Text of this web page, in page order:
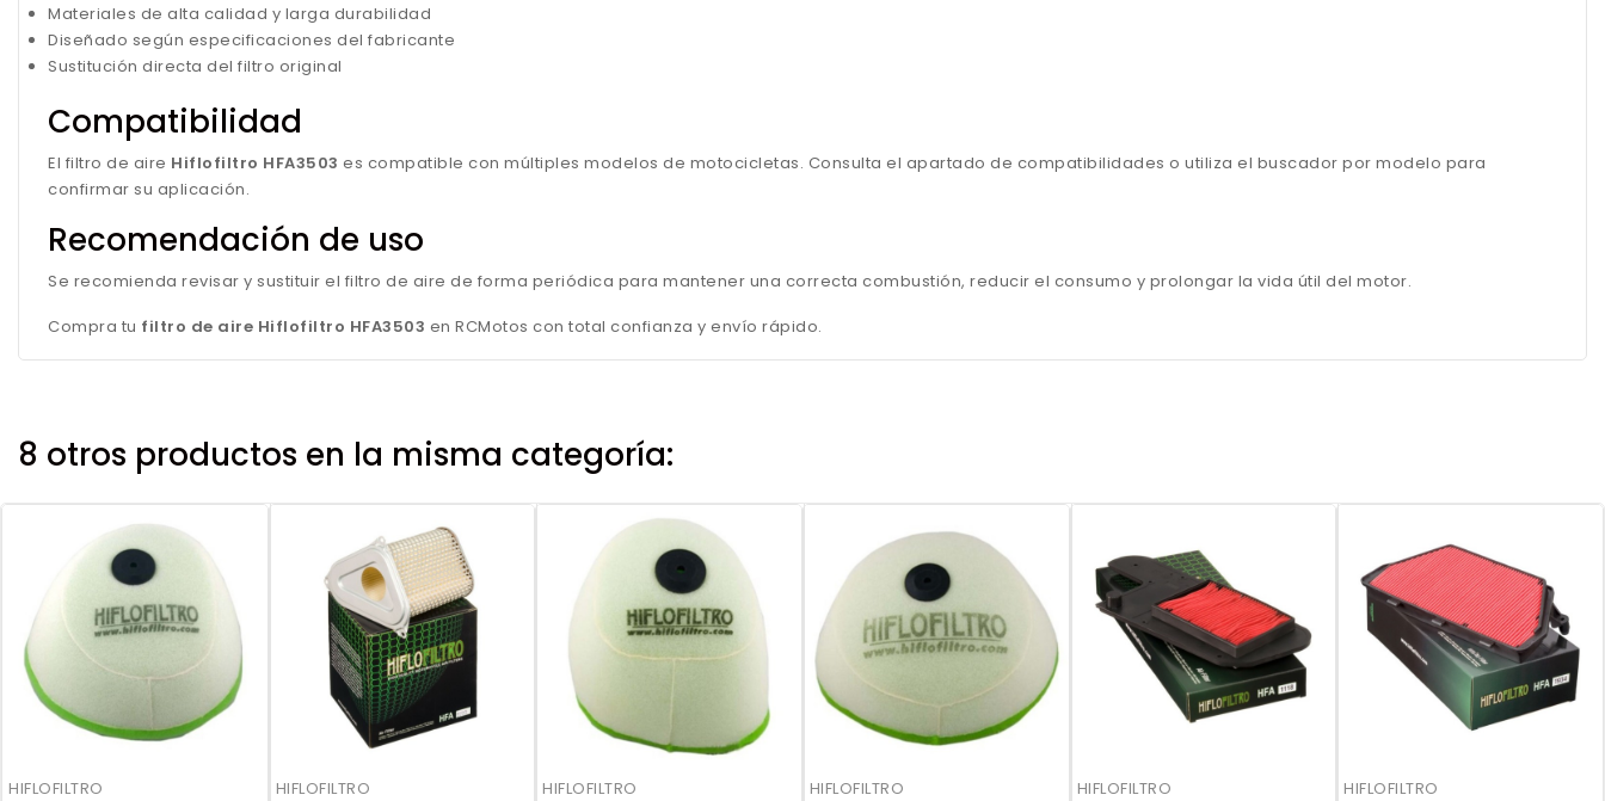
Materiales de alta calidad y larga durabilidad
Diseñado según especificaciones del fabricante
Sustitución directa del filtro original
Compatibilidad
El filtro de aire Hiflofiltro HFA3503 es compatible con múltiples modelos de motocicletas. Consulta el apartado de compatibilidades o utiliza el buscador por modelo para
confirmar su aplicación.
Recomendación de uso
Se recomienda revisar y sustituir el filtro de aire de forma periódica para mantener una correcta combustión, reducir el consumo y prolongar la vida útil del motor.
Compra tu filtro de aire Hiflofiltro HFA3503 en RCMotos con total confianza y envío rápido.
8 otros productos en la misma categoría:
HIFLOFILTRO
HIFLOFILTRO
HIFLOFILTRO
HIFLOFILTRO
HIFLOFILTRO
HIFLOFILTRO